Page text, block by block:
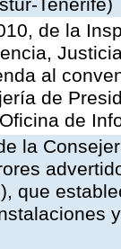
Tenerife)
de la
al
de
de
la
que